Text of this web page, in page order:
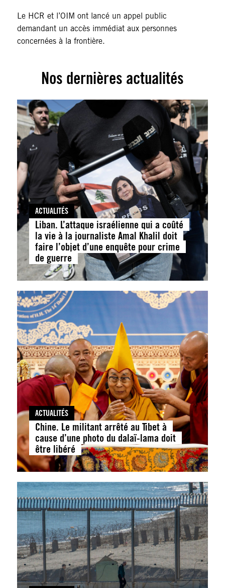
Le HCR et l’OIM ont lancé un appel public
demandant un accès immédiat aux personnes
concernées à la frontière.
Nos dernières actualités
ACTUALITÉS
Liban. L’attaque israélienne qui a coûté
la vie à la journaliste Amal Khalil doit
faire l’objet d’une enquête pour crime
de guerre
ACTUALITÉS
Chine. Le militant arrêté au Tibet à
cause d’une photo du dalaï-lama doit
être libéré